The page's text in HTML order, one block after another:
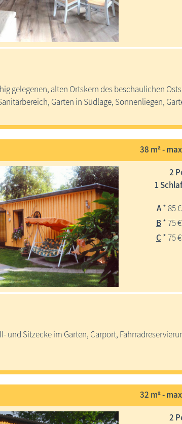
gelegenen, alten Ortskern des beschaulichen
Garten in Südlage, Sonnenliegen,
38 m² -
und Sitzecke im Garten, Carport,
2
1
A* 85
B* 75
C * 75
32 m² -
2